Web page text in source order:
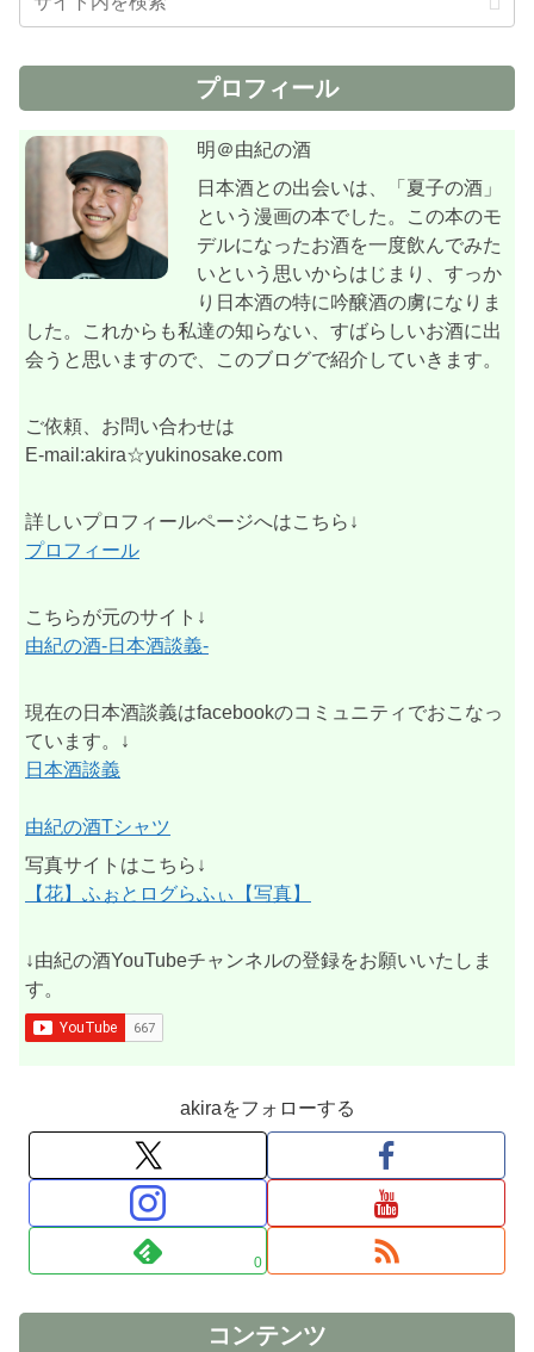
プロフィール
明＠由紀の酒
日本酒との出会いは、「夏子の酒」
という漫画の本でした。この本のモ
デルになったお酒を一度飲んでみた
いという思いからはじまり、すっか
り日本酒の特に吟醸酒の虜になりま
した。これからも私達の知らない、すばらしいお酒に出
会うと思いますので、このブログで紹介していきます。
ご依頼、お問い合わせは
E-mail:akira☆yukinosake.com
詳しいプロフィールページへはこちら↓
プロフィール
こちらが元のサイト↓
由紀の酒-日本酒談義-
現在の日本酒談義はfacebookのコミュニティでおこなっ
ています。↓
日本酒談義
由紀の酒Tシャツ
写真サイトはこちら↓
【花】ふぉとログらふぃ【写真】
↓由紀の酒YouTubeチャンネルの登録をお願いいたしま
す。
akiraをフォローする
0
コンテンツ